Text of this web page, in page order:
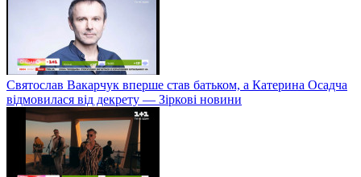
Святослав Вакарчук вперше став батьком, а Катерина Осадча
відмовилася від декрету — Зіркові новини